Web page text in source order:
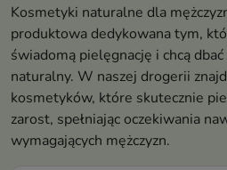
Kosmetyki naturalne dla
produktowa dedykowana tym,
świadomą pielęgnację i chcą
naturalny. W naszej drogerii
kosmetyków, które skutecznie
zarost, spełniając oczekiwania
wymagających mężczyzn.